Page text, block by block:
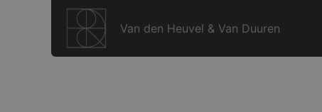
Van den Heuvel & Van Duuren